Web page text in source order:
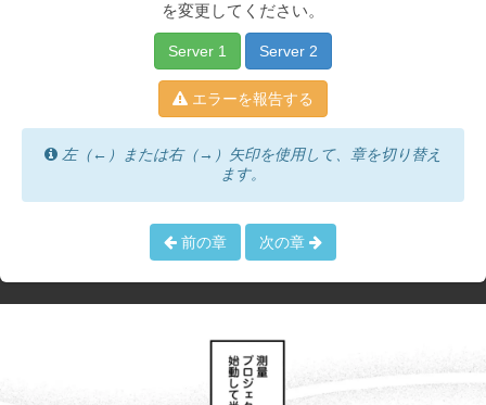
を変更してください。
Server 1 Server 2
エラーを報告する
左（←）または右（→）矢印を使用して、章を切り替え
ます。
前の章 次の章